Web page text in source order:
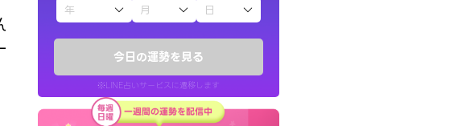
今日の運勢を見る
※LINE占いサービスに遷移します
えもじの子（占）12星座占い
お知らせ
どくなってましたが、先生のメッ
ジを読み返してお守りにしてま
40代 女性